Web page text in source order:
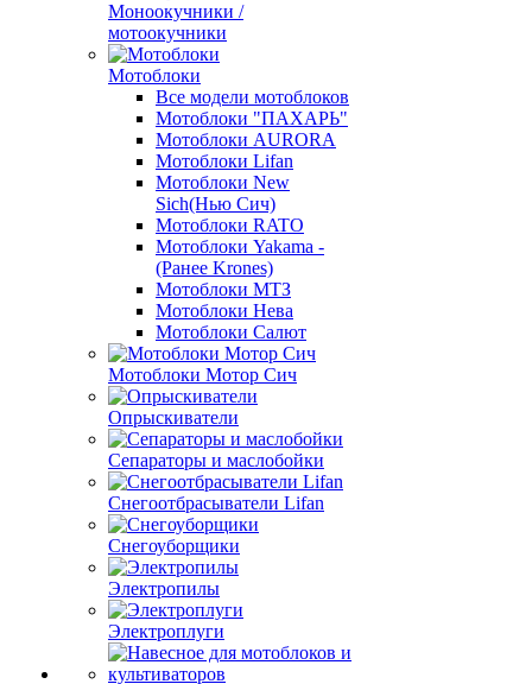
Моноокучники /
мотоокучники
Мотоблоки
Все модели мотоблоков
Мотоблоки "ПАХАРЬ"
Мотоблоки AURORA
Мотоблоки Lifan
Мотоблоки New
Sich(Нью Сич)
Мотоблоки RATO
Мотоблоки Yakama -
(Ранее Krones)
Мотоблоки МТЗ
Мотоблоки Нева
Мотоблоки Салют
Мотоблоки Мотор Сич
Опрыскиватели
Сепараторы и маслобойки
Снегоотбрасыватели Lifan
Снегоуборщики
Электропилы
Электроплуги